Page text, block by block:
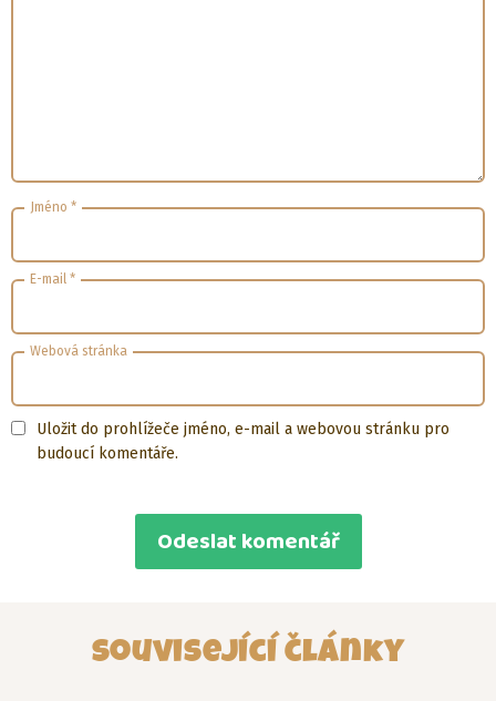
Jméno *
E-mail *
Webová stránka
Uložit do prohlížeče jméno, e-mail a webovou stránku pro
budoucí komentáře.
Související články